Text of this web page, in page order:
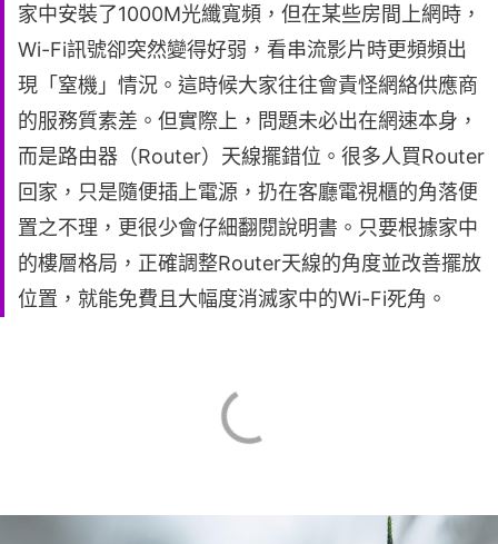
家中安裝了1000M光纖寬頻，但在某些房間上網時，
Wi-Fi訊號卻突然變得好弱，看串流影片時更頻頻出
現「窒機」情況。這時候大家往往會責怪網絡供應商
的服務質素差。但實際上，問題未必出在網速本身，
而是路由器（Router）天線擺錯位。很多人買Router
回家，只是隨便插上電源，扔在客廳電視櫃的角落便
置之不理，更很少會仔細翻閱說明書。只要根據家中
的樓層格局，正確調整Router天線的角度並改善擺放
位置，就能免費且大幅度消滅家中的Wi-Fi死角。